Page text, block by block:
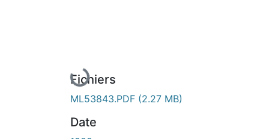
En cours de chargement...
Fichiers
ML53843.PDF (2.27 MB)
Date